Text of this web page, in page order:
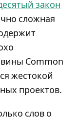
закон
сложная
Common
жестокой
проектов.
слов о